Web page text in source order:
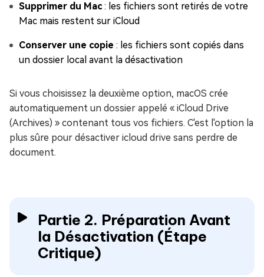
Supprimer du Mac: les fichiers sont retirés de votre
Mac mais restent sur iCloud
Conserver une copie : les fichiers sont copiés dans
un dossier local avant la désactivation
Si vous choisissez la deuxième option, macOS crée
automatiquement un dossier appelé « iCloud Drive
(Archives) » contenant tous vos fichiers. C'est l'option la
plus sûre pour désactiver icloud drive sans perdre de
document.
Partie 2. Préparation Avant
la Désactivation (Étape
Critique)